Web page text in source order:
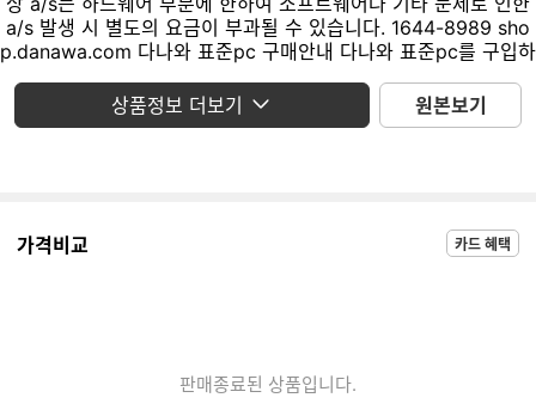
상품정보 더보기 원본보기
가격비교 카드 혜택
판매종료된 상품입니다.